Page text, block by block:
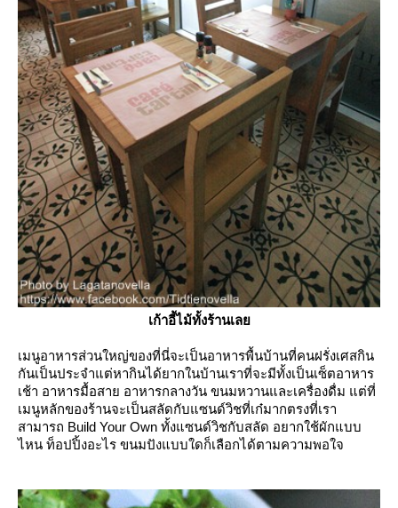
เก้าอี้ไม้ทั้งร้านเล
เมนูอาหารส่วนใหญ่ของที่นี่จะเป็นอาหารพื้นบ้านที่คนฝรั่งเศสกิน
กันเป็นประจำแต่หากินได้ยากในบ้านเราที่จะมีทั้งเป็นเซ็ตอาหาร
เช้า อาหารมื้อสาย อาหารกลางวัน ขนมหวานและเครื่องดื่ม แต่ที่
เมนูหลักของร้านจะเป็นสลัดกับแซนด์วิชที่เก๋มากตรงที่เรา
สามารถ Build Your Own ทั้งแซนด์วิชกับสลัด อยากใช้ผักแบบ
ไหน ท็อปปิ้งอะไร ขนมปังแบบใดก็เลือกได้ตามความพอใจ